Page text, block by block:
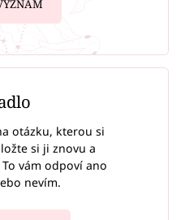
otázku, kterou si
si ji znovu a
vám odpoví ano
nevím.